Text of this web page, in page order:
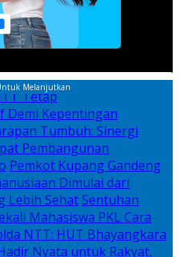
Melanjutkan
Tetap
Demi Kepentingan
Tumbuh: Sinergi
Pembangunan
Pemkot Kupang Gandeng
Dimulai dari
Lebih Sehat Sentuhan
Mahasiswa PKL Cara
NTT: HUT Bhayangkara
Nyata untuk Rakyat,